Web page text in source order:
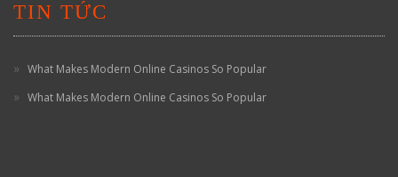
TIN TỨC
What Makes Modern Online Casinos So Popular
What Makes Modern Online Casinos So Popular